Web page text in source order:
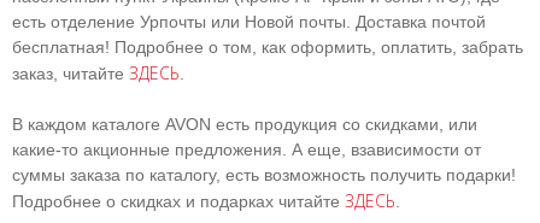
есть отделение Урпочты или Новой почты. Доставка почтой
бесплатная! Подробнее о том, как оформить, оплатить, забрать
заказ, читайте ЗДЕСЬ
В каждом каталоге AVON есть продукция со скидками, или
какие-то акционные предложения. А еще, взависимости от
суммы заказа по каталогу, есть возможность получить подарки!
Подробнее о скидках и подарках читайте ЗДЕСЬ